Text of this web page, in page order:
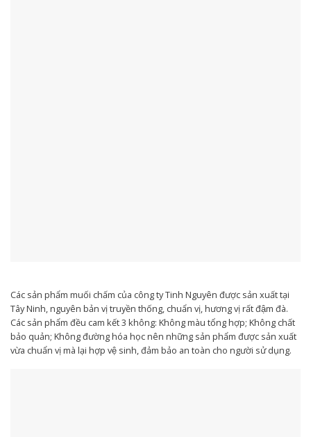
Các sản phẩm muối chấm của công ty Tinh Nguyên được sản xuất tại
Tây Ninh, nguyên bản vị truyền thống, chuẩn vị, hương vị rất đậm đà.
Các sản phẩm đều cam kết 3 không: Không màu tổng hợp; Không chất
bảo quản; Không đường hóa học nên những sản phẩm được sản xuất
vừa chuẩn vị mà lại hợp vệ sinh, đảm bảo an toàn cho người sử dụng.